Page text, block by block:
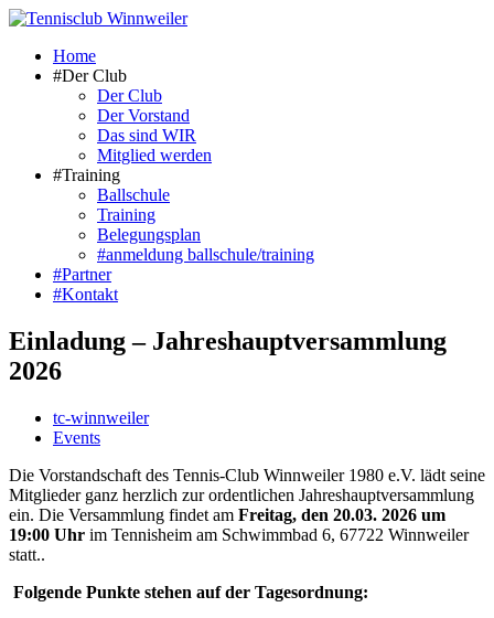
Zum
springenHome
#Der Club
Der Club
Der Vorstand
Das sind WIR
Mitglied werden
#Training
Ballschule
Training
Belegungsplan
#anmeldung ballschule/training
#Partner
#Kontakt
Einladung – Jahreshauptversammlung
2026
Beitrags-
Autor:
tc-winnweiler
Beitrags-
Events
Die Vorstandschaft des Tennis-Club Winnweiler 1980 e.V. lädt seine
Mitglieder ganz herzlich zur ordentlichen Jahreshauptversammlung
ein. Die Versammlung findet am Freitag, den 20.03. 2026 um
19:00 Uhr im Tennisheim am Schwimmbad 6, 67722 Winnweiler
statt..
Folgende Punkte stehen auf der Tagesordnung: